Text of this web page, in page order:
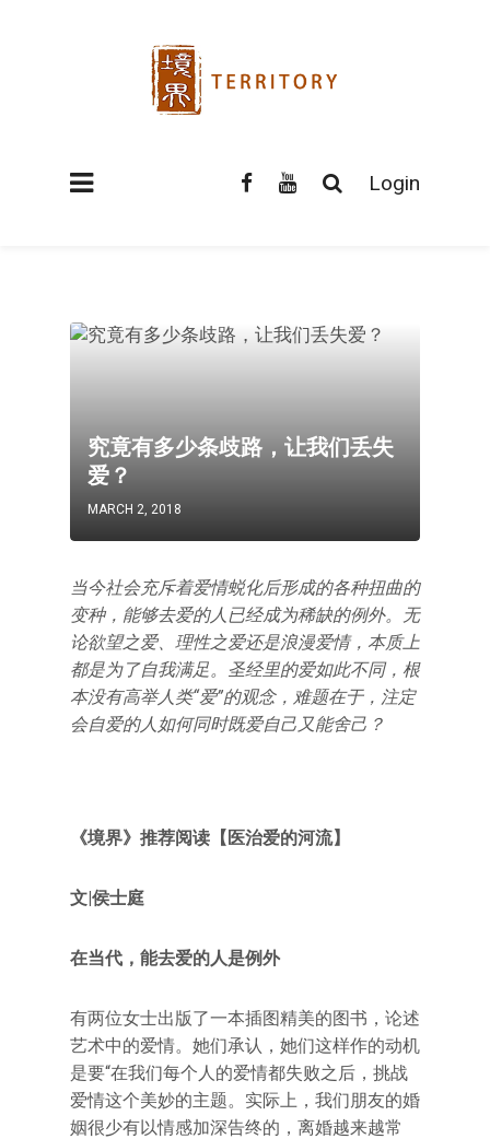
Login
究竟有多少条歧路，让我们丢失
爱？
MARCH 2, 2018
当今社会充斥着爱情蜕化后形成的各种扭曲的
变种，能够去爱的人已经成为稀缺的例外。无
论欲望之爱、理性之爱还是浪漫爱情，本质上
都是为了自我满足。圣经里的爱如此不同，根
本没有高举人类“爱”的观念，难题在于，注定
会自爱的人如何同时既爱自己又能舍己？
《境界》推荐阅读【医治爱的河流】
文|侯士庭
在当代，能去爱的人是例外
有两位女士出版了一本插图精美的图书，论述
艺术中的爱情。她们承认，她们这样作的动机
是要“在我们每个人的爱情都失败之后，挑战
爱情这个美妙的主题。实际上，我们朋友的婚
姻很少有以情感加深告终的，离婚越来越常